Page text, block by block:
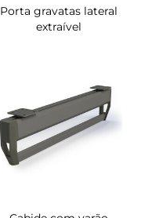
Porta gravatas lateral
extraível